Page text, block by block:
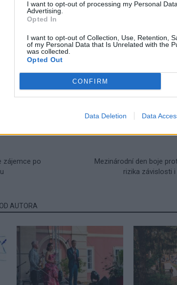
I want to opt-out of processing my Personal
Advertising.
Opted In
I want to opt-out of Collection, Use, Retention,
of my Personal Data that Is Unrelated with the
was collected.
Opted Out
CONFIRM
Data Deletion Data
zájemce po
Mezinárodní den boje
rizika závislosti
AUTORA